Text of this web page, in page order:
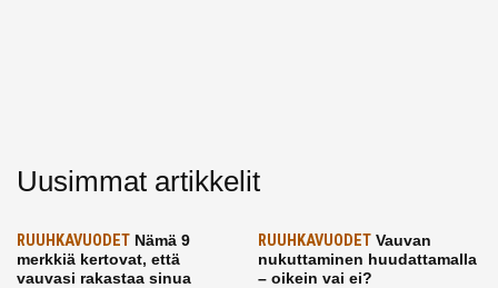
Uusimmat artikkelit
RUUHKAVUODET Nämä 9
merkkiä kertovat, että
vauvasi rakastaa sinua
RUUHKAVUODETVauvan
nukuttaminen huudattamalla
– oikein vai ei?